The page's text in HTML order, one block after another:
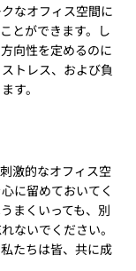
なオフィス空間に
とができます。し
向性を定めるのに
トレス、および負
す。
激的なオフィス空
に留めておいてく
まくいっても、別
ないでください。
たちは皆、共に成